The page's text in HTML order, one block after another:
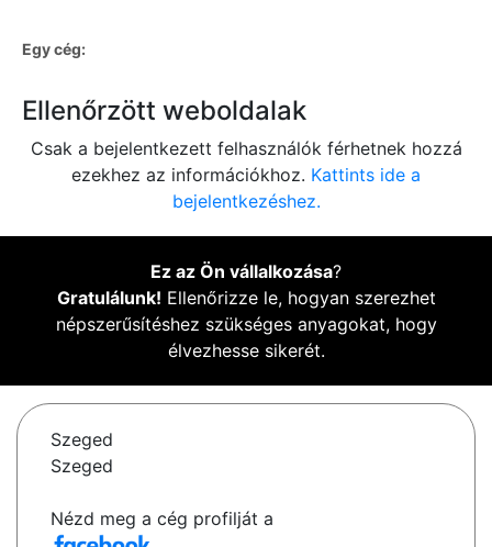
Egy cég:
Ellenőrzött weboldalak
Csak a bejelentkezett felhasználók férhetnek hozzá
ezekhez az információkhoz. Kattints ide a
bejelentkezéshez.
Ez az Ön vállalkozása?
Gratulálunk! Ellenőrizze le, hogyan szerezhet
népszerűsítéshez szükséges anyagokat, hogy
élvezhesse sikerét.
Szeged
Szeged
Nézd meg a cég profilját a